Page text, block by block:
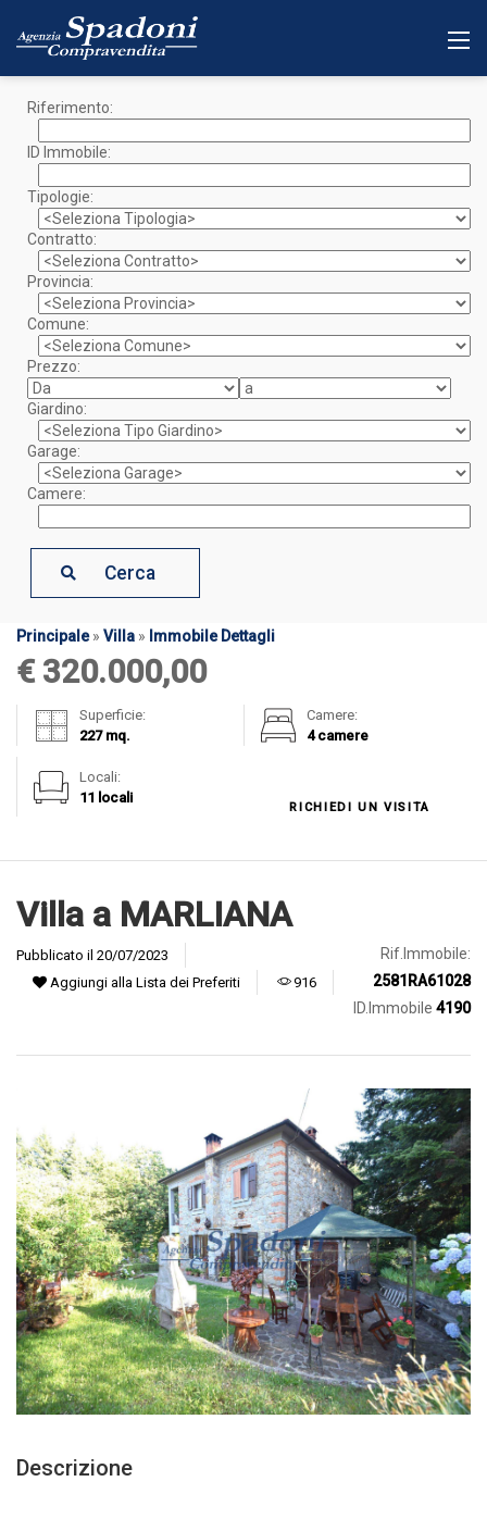
Riferimento:
ID Immobile:
Tipologie:
Contratto:
Provincia:
Comune:
Prezzo:
Giardino:
Garage:
Camere:
Cerca
Principale» Villa » Immobile Dettagli
€ 320.000,00
Superficie:
227 mq.
Camere:
4 camere
Locali:
11 locali
RICHIEDI UN VISITA
Villa a MARLIANA
Pubblicato il 20/07/2023
Aggiungi alla Lista dei Preferiti
916
Rif.Immobile:
2581RA61028
ID.Immobile4190
Descrizione